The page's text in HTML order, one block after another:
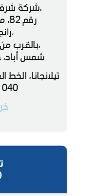
،شركة
رقم 82، منزل رقم 5.49-21
،بالقرب
شمس أباد،
تيلانجانا، الخط المباشر:
040 2955 1739